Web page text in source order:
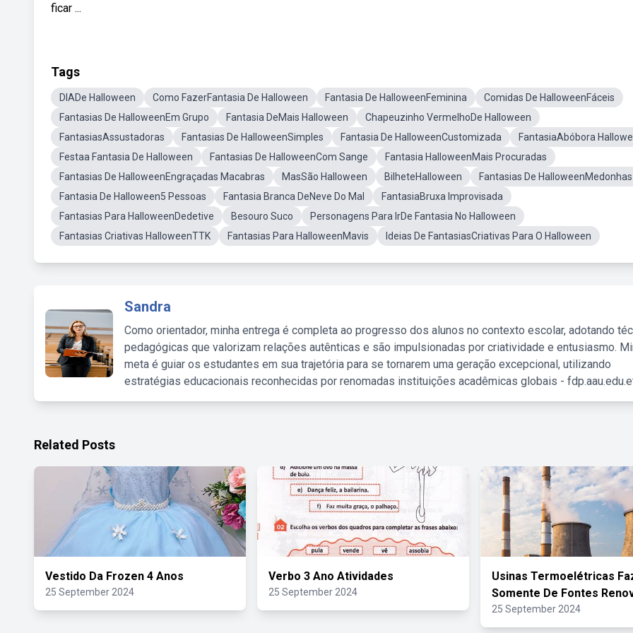
ficar ...
Tags
DIADe Halloween Como FazerFantasia De Halloween Fantasia De HalloweenFeminina
Comidas De HalloweenFáceis
Fantasias De HalloweenEm Grupo
Fantasia DeMais Halloween
Chapeuzinho VermelhoDe Halloween
FantasiasAssustadoras
Fantasias De HalloweenSimples Fantasia De HalloweenCustomizada
FantasiaAbóbora
Festaa Fantasia De Halloween
Fantasias De HalloweenCom Sange
Fantasia HalloweenMais Procuradas
Fantasias De HalloweenEngraçadas Macabras
MasSão Halloween BilheteHalloween
Fantasias De HalloweenMedonhas
Fantasia De Halloween5 Pessoas
Fantasia Branca DeNeve Do Mal
FantasiaBruxa Improvisada
Fantasias Para HalloweenDedetive
Besouro Suco
Personagens Para IrDe Fantasia No Halloween
Fantasias Criativas HalloweenTTK
Fantasias Para HalloweenMavis Ideias De FantasiasCriativas Para O Halloween
Sandra
Como orientador, minha entrega é completa ao progresso dos alunos no contexto escolar, adotando
pedagógicas que valorizam relações autênticas e são impulsionadas por criatividade e entusiasmo.
meta é guiar os estudantes em sua trajetória para se tornarem uma geração excepcional, utilizando
estratégias educacionais reconhecidas por renomadas instituições acadêmicas globais -
Related Posts
Vestido Da Frozen 4 Anos
25 September 2024
Verbo 3 Ano Atividades
25 September 2024
Usinas Termoelétricas
Somente De Fontes
25 September 2024